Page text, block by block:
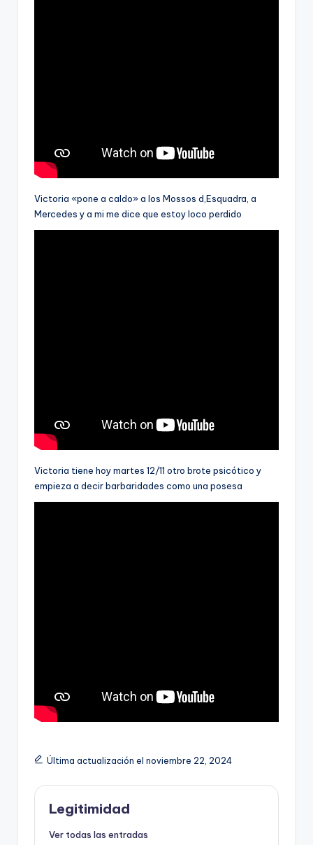
Victoria «pone a caldo» a los Mossos d,Esquadra, a
Mercedes y a mi me dice que estoy loco perdido
Victoria tiene hoy martes 12/11 otro brote psicótico y
empieza a decir barbaridades como una posesa
Última actualización el noviembre 22, 2024
Legitimidad
Ver todas las entradas